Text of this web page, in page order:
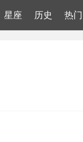
星座 历史 热